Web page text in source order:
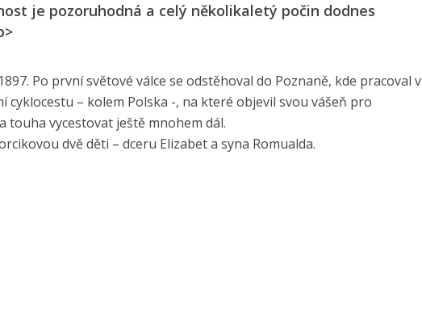
je pozoruhodná a celý několikaletý počin dodnes
Po první světové válce se odstěhoval do Poznaně, kde pracoval v
– kolem Polska -, na které objevil svou vášeň pro
vycestovat ještě mnohem dál.
dvě děti – dceru Elizabet a syna Romualda.